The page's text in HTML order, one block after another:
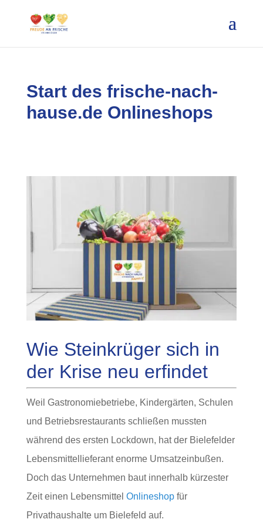
Start des frische-nach-
hause.de Onlineshops
Wie Steinkrüger sich in
der Krise neu erfindet
Weil Gastronomiebetriebe, Kindergärten, Schulen
und Betriebsrestaurants schließen mussten
während des ersten Lockdown, hat der Bielefelder
Lebensmittellieferant enorme Umsatzeinbußen.
Doch das Unternehmen baut innerhalb kürzester
Zeit einen Lebensmittel Onlineshopfür
Privathaushalte um Bielefeld auf.